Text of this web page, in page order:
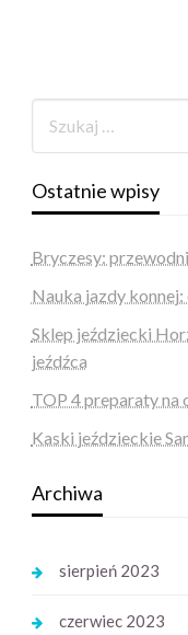
Ostatnie wpisy
Bryczesy:
Nauka jazdy konnej:
Sklep jeździecki
jeźdźca
TOP 4 preparaty na
Kaski jeździeckie
Archiwa
sierpień 2023
czerwiec 2023